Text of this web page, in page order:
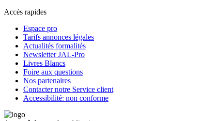
Accès rapides
Espace pro
Tarifs annonces légales
Actualités formalités
Newsletter JAL-Pro
Livres Blancs
Foire aux questions
Nos partenaires
Contacter notre Service client
Accessibilité: non conforme